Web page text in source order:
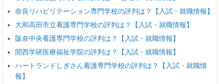
奈良リハビリテーション専門学校の評判は？【入試・就職情報】
大和高田市立看護専門学校の評判は？【入試・就職情報】
阪奈中央看護専門学校の評判は？【入試・就職情報】
関西学研医療福祉学院の評判は？【入試・就職情報】
ハートランドしぎさん看護専門学校の評判は？【入試・就職情
報】